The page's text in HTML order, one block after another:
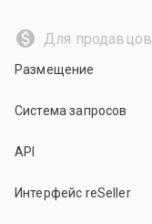
Для продавцов
Размещение
Система запросов
API
Интерфейс reSeller